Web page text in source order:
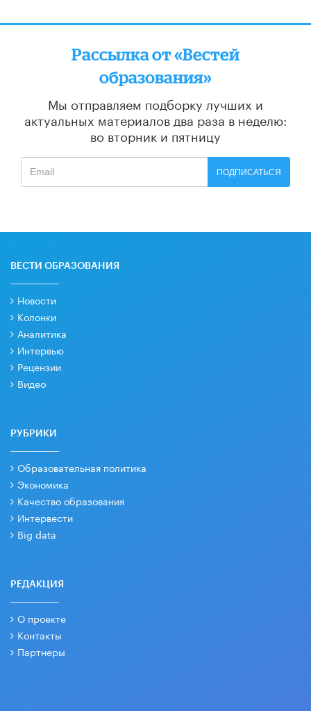
Рассылка от «Вестей
образования»
Мы отправляем подборку лучших и
актуальных материалов два раза в неделю:
во вторник и пятницу
ПОДПИСАТЬСЯ
ВЕСТИ ОБРАЗОВАНИЯ
Новости
Колонки
Аналитика
Интервью
Рецензии
Видео
РУБРИКИ
Образовательная политика
Экономика
Качество образования
Интервести
Big data
РЕДАКЦИЯ
О проекте
Контакты
Партнеры